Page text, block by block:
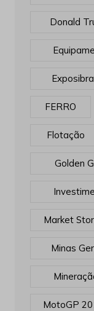
Donald
FERRO
Flotação
Golden
Market
Minas
MotoGP